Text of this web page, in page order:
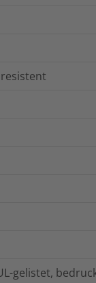
gelistet,